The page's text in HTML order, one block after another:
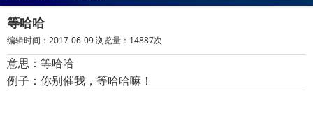
等哈哈
编辑时间：2017-06-09 浏览量：14887次
意思：等哈哈
例子：你别催我，等哈哈嘛！